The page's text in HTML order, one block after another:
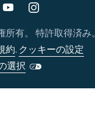
所有。 特許取得済み
約. クッキーの設定
選択